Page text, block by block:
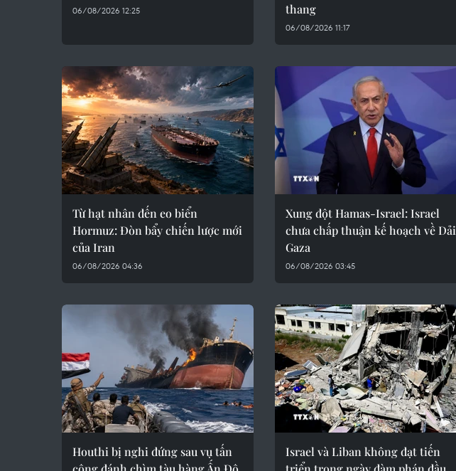
06/08/2026 12:25
thang
06/08/2026 11:17
Từ hạt nhân đến eo biển
Hormuz: Đòn bẩy chiến lược mới
của Iran
06/08/2026 04:36
Xung đột Hamas-Israel: Israel
chưa chấp thuận kế hoạch về Dải
Gaza
06/08/2026 03:45
Houthi bị nghi đứng sau vụ tấn
Israel và Liban không đạt tiến